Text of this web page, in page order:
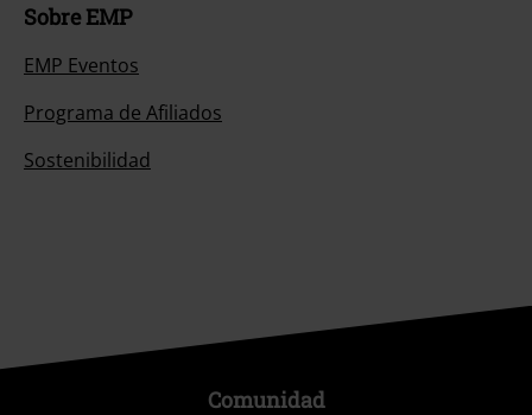
Sobre EMP
EMP Eventos
Programa de Afiliados
Sostenibilidad
Comunidad